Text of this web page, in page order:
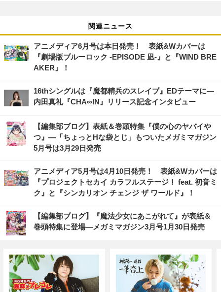
関連ニュース
アニメディア6月号は本日発売！ 表紙&Wカバーは
『劇場版ブルーロック -EPISODE 凪-』と『WIND BRE
AKER』！
16thシングルは『魔都精兵のスレイブ』EDテーマに―
内田真礼『CHA∞IN』リリース記念インタビュー
【編集部ブログ】表紙＆巻頭特集『僕の心のヤバイや
つ』―「ちょっとHな袋とじ」もついたメガミマガジン
5月号は3月29日発売
アニメディア5月号は4月10日発売！ 表紙&Wカバーは
『プロジェクトセカイ カラフルステージ！ feat. 初音ミ
ク』と『シンカリオン チェンジ ザ ワールド』！
【編集部ブログ】『魔法少女にあこがれて』が表紙＆
巻頭特集に登場―メガミマガジン3月号1月30日発売